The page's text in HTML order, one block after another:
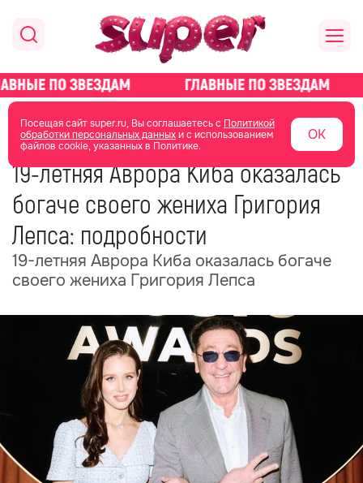
Посещая сайт super.ru, Вы соглашаетесь с Политикой
обработки персональных данныхи с использованием
файлов cookie, указанных в Политике.
ОК
главная новости о звездах новости
22 июля 2025 18:03
19-летняя Аврора Киба оказалась
богаче своего жениха Григория
Лепса: подробности
19-летняя Аврора Киба оказалась богаче
своего жениха Григория Лепса